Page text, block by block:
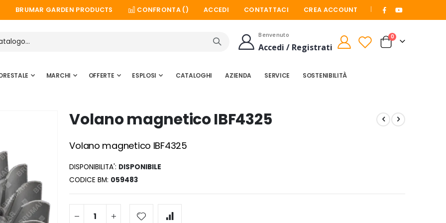
BRUMAR GARDEN PRODUCTS CONFRONTA () CREA ACCOUNT
ACCEDI CONTATTACI
Cerca
Benvenuto
Accedi / Registrati Cart
0elementi
MARCHI OFFERTE ESPLOSI CATALOGHI AZIENDA SERVICE SOSTENIBILITÀ
Volano magnetico IBF4325
Volano magnetico IBF4325
DISPONIBILITA': DISPONIBILE
CODICE BM 059483